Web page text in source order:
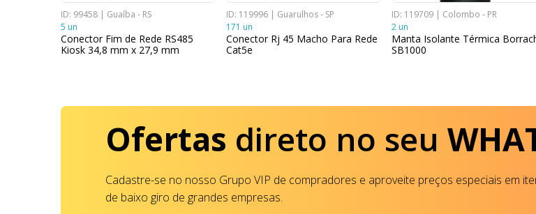
ID: 99458 | Guaíba - RS
5 un
Conector Fim de Rede RS485
Kiosk 34,8 mm x 27,9 mm
ID: 119996 | Guarulhos - SP
171 un
Conector Rj 45 Macho Para Rede
Cat5e
ID: 119709 | Colombo - PR
2 un
Manta Isolante Térmica
SB1000
Ofertas direto no seu
Cadastre-se no nosso Grupo VIP de compradores e aproveite preços especiais em
de baixo giro de grandes empresas.